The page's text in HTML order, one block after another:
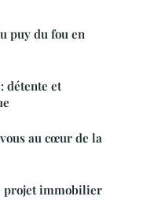
puy du fou en
détente et
au cœur de la
projet immobilier